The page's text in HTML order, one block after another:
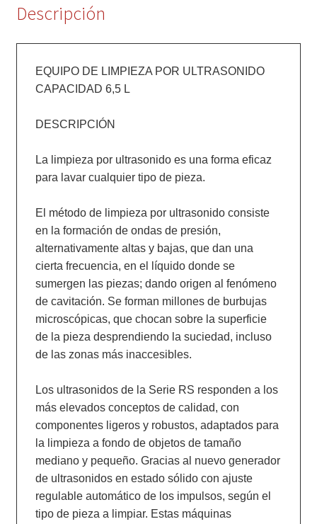
Descripción
EQUIPO DE LIMPIEZA POR ULTRASONIDO
CAPACIDAD 6,5 L
DESCRIPCIÓN
La limpieza por ultrasonido es una forma eficaz
para lavar cualquier tipo de pieza.
El método de limpieza por ultrasonido consiste
en la formación de ondas de presión,
alternativamente altas y bajas, que dan una
cierta frecuencia, en el líquido donde se
sumergen las piezas; dando origen al fenómeno
de cavitación. Se forman millones de burbujas
microscópicas, que chocan sobre la superficie
de la pieza desprendiendo la suciedad, incluso
de las zonas más inaccesibles.
Los ultrasonidos de la Serie RS responden a los
más elevados conceptos de calidad, con
componentes ligeros y robustos, adaptados para
la limpieza a fondo de objetos de tamaño
mediano y pequeño. Gracias al nuevo generador
de ultrasonidos en estado sólido con ajuste
regulable automático de los impulsos, según el
tipo de pieza a limpiar. Estas máquinas